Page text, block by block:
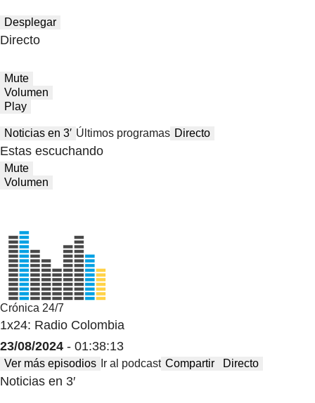
Desplegar
Directo
Mute
Volumen
Play
Noticias en 3′ Últimos programas Directo
Estas escuchando
Mute
Volumen
Crónica 24/7
1x24: Radio Colombia
23/08/2024 - 01:38:13
Ver más episodios Ir al podcast Compartir Directo
Noticias en 3′